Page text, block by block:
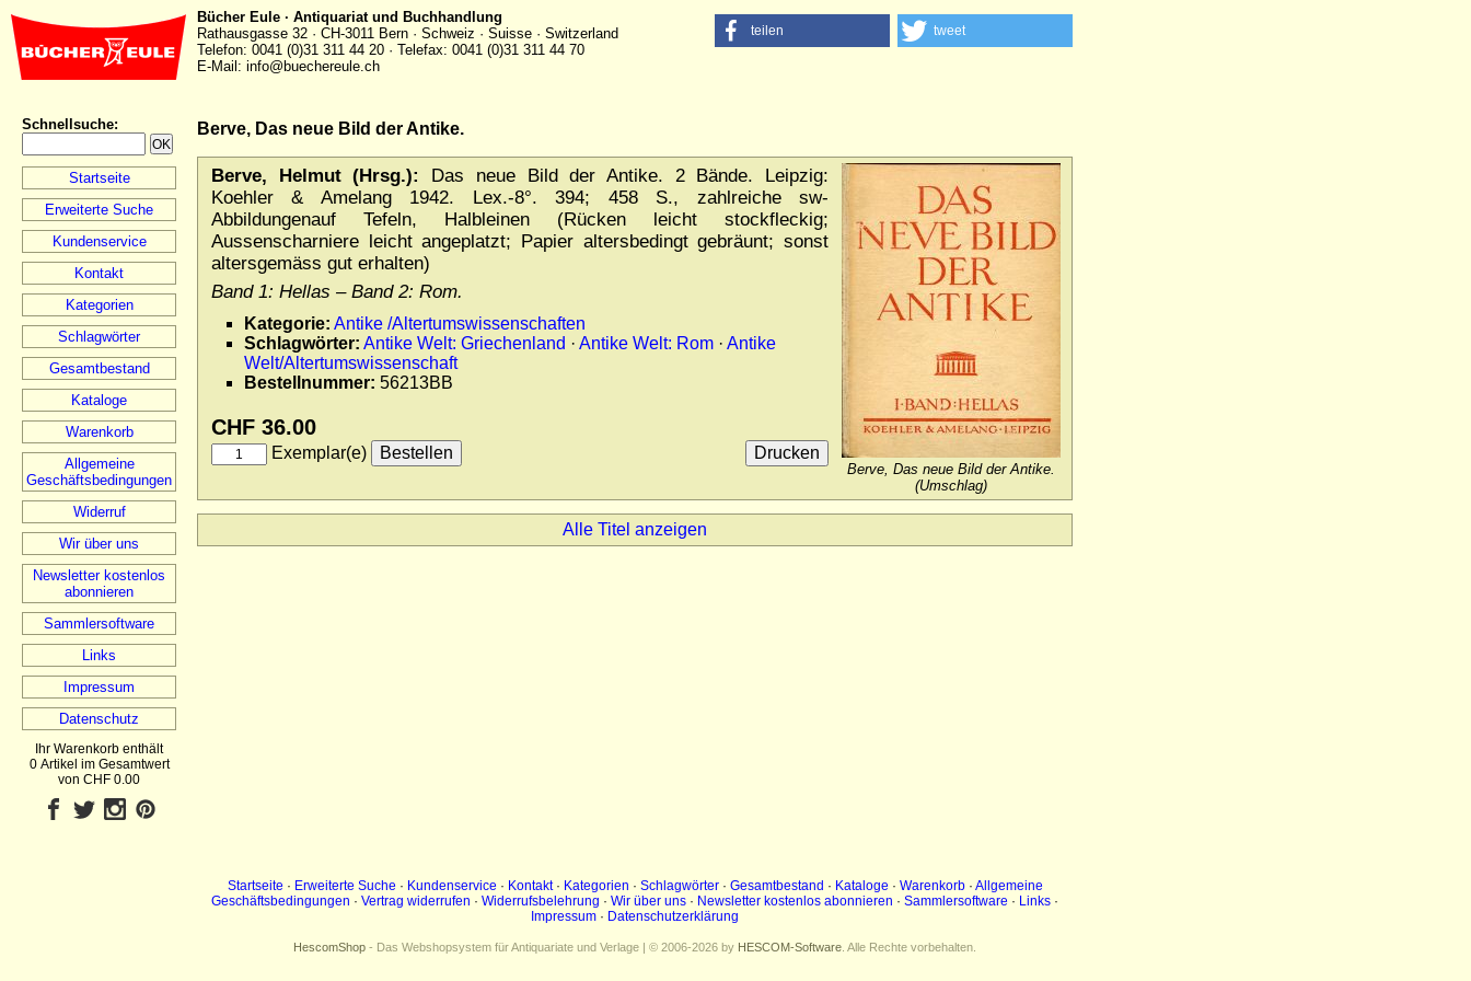
Bücher Eule · Antiquariat und Buchhandlung
Rathausgasse 32 · CH-3011 Bern · Schweiz · Suisse · Switzerland
Telefon: 0041 (0)31 311 44 20 · Telefax: 0041 (0)31 311 44 70
E-Mail: info@buechereule.ch
teilen tweet
Schnellsuche:
Startseite
Erweiterte Suche
Kundenservice
Kontakt
Kategorien
Schlagwörter
Gesamtbestand
Kataloge
Warenkorb
Allgemeine
Geschäftsbedingungen
Widerruf
Wir über uns
Newsletter kostenlos
abonnieren
Sammlersoftware
Links
Impressum
Datenschutz
Ihr Warenkorb enthält
0 Artikel im Gesamtwert
von CHF 0.00
Berve, Das neue Bild der Antike.
Berve, Helmut (Hrsg.):
Das neue Bild der Antike. 2 Bände. Leipzig:
Koehler & Amelang 1942. Lex.-8°. 394; 458 S., zahlreiche sw-
Abbildungenauf Tefeln, Halbleinen (Rücken leicht stockfleckig;
Aussenscharniere leicht angeplatzt; Papier altersbedingt gebräunt; sonst
altersgemäss gut erhalten)
Band 1: Hellas – Band 2: Rom.
Kategorie: Antike /Altertumswissenschaften
Schlagwörter: Antike Welt: Griechenland · Antike Welt: Rom · Antike
Welt/Altertumswissenschaft
Bestellnummer: 56213BB
CHF 36.00
Exemplar(e)
Berve, Das neue Bild der Antike.
(Umschlag)
Alle Titel anzeigen
Startseite · Erweiterte Suche · Kundenservice · Kontakt· Kategorien · Schlagwörter· Gesamtbestand · Kataloge · Warenkorb· Allgemeine
Geschäftsbedingungen · Vertrag widerrufen · Widerrufsbelehrung · Wir über uns · Newsletter kostenlos abonnieren · Sammlersoftware · Links ·
Impressum · Datenschutzerklärung
HescomShop - Das Webshopsystem für Antiquariate und Verlage | © 2006-2026 by HESCOM-Software . Alle Rechte vorbehalten.